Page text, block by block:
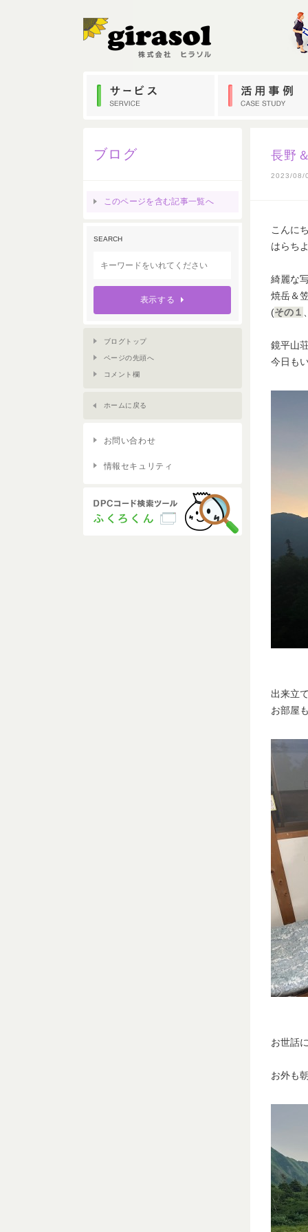
ブログ
このページを含む記事一覧へ
SEARCH
ブログトップ
ページの先頭へ
コメント欄
ホームに戻る
お問い合わせ
情報セキュリティ
長野
2023/08/
こんに
はらち
綺麗な
焼岳＆
(その１
鏡平山
今日も
出来立
お部屋
お世話
お外も